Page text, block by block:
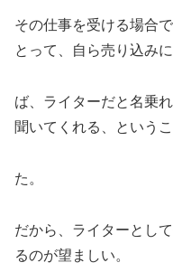
その仕事を受ける場合
とって、自ら売り込み
ば、ライターだと名乗
聞いてくれる、という
た。
だから、ライターとし
るのが望ましい。